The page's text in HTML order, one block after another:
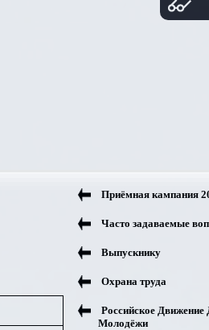
Приёмная кампания
Часто задаваемые
Выпускнику
Охрана труда
Российское Движение
Молодёжи